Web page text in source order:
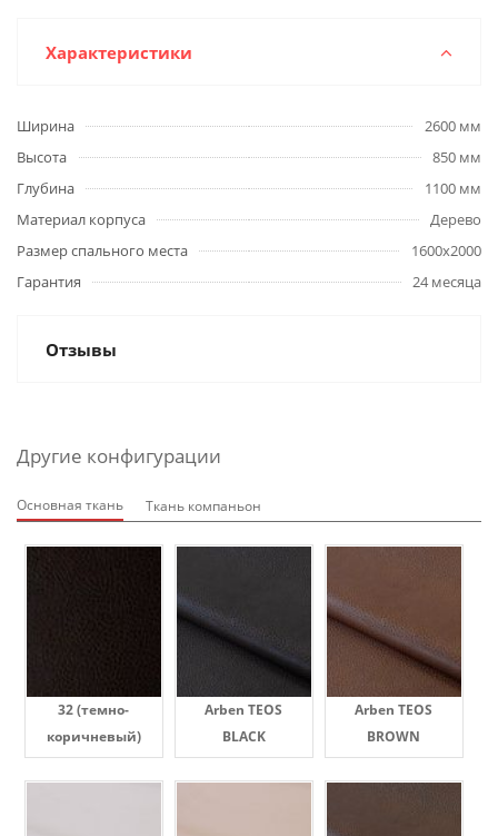
Характеристики
Ширина
2600 мм
Высота
850 мм
Глубина
1100 мм
Материал корпуса
Дерево
Размер спального места
1600х2000
Гарантия
24 месяца
Отзывы
Другие конфигурации
Основная ткань Ткань компаньон
32 (темно-
коричневый)
Arben TEOS
BLACK
Arben TEOS
BROWN